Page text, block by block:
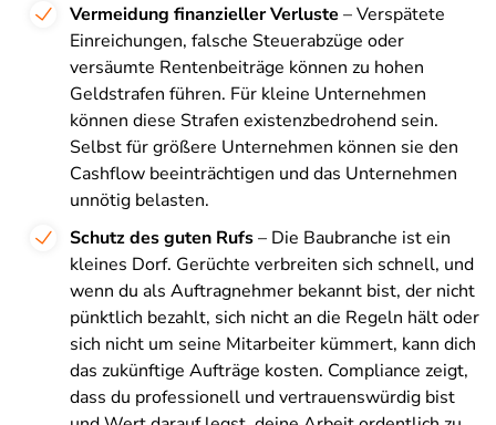
Vermeidung finanzieller Verluste – Verspätete
Einreichungen, falsche Steuerabzüge oder
versäumte Rentenbeiträge können zu hohen
Geldstrafen führen. Für kleine Unternehmen
können diese Strafen existenzbedrohend sein.
Selbst für größere Unternehmen können sie den
Cashflow beeinträchtigen und das Unternehmen
unnötig belasten.
Schutz des guten Rufs– Die Baubranche ist ein
kleines Dorf. Gerüchte verbreiten sich schnell, und
wenn du als Auftragnehmer bekannt bist, der nicht
pünktlich bezahlt, sich nicht an die Regeln hält oder
sich nicht um seine Mitarbeiter kümmert, kann dich
das zukünftige Aufträge kosten. Compliance zeigt,
dass du professionell und vertrauenswürdig bist